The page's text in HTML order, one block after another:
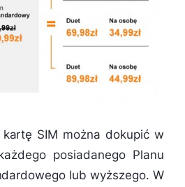
SIM można dokupić w
posiadanego Planu
lub wyższego. W